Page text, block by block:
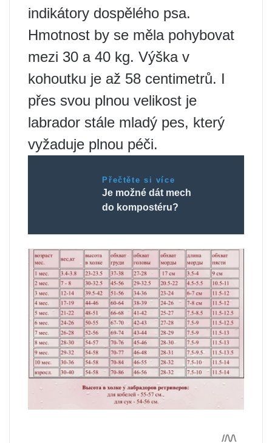
indikátory dospělého psa.
Hmotnost by se měla pohybovat
mezi 30 a 40 kg. Výška v
kohoutku je až 58 centimetrů. I
přes svou plnou velikost je
labrador stále mladý pes, který
vyžaduje plnou péči.
Přečtěte si více
Je možné dát mech
do kompostéru?